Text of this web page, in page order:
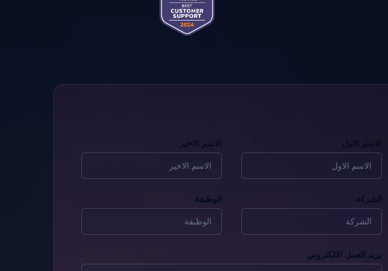
الاسم الاول الاسم الاخير
الشركة الوظيفة
بريد العمل الالكتروني